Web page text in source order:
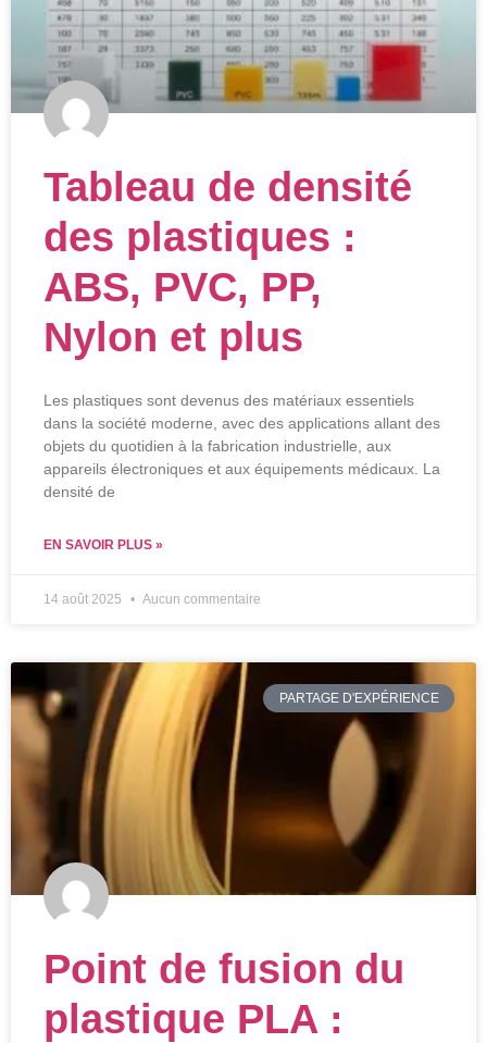
Tableau de densité
des plastiques :
ABS, PVC, PP,
Nylon et plus
Les plastiques sont devenus des matériaux essentiels
dans la société moderne, avec des applications allant des
objets du quotidien à la fabrication industrielle, aux
appareils électroniques et aux équipements médicaux. La
densité de
EN SAVOIR PLUS »
14 août 2025 Aucun commentaire
PARTAGE D'EXPÉRIENCE
Point de fusion du
plastique PLA :